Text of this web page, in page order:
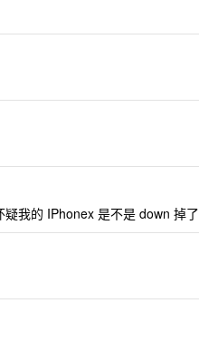
我的 IPhonex 是不是 down 掉了